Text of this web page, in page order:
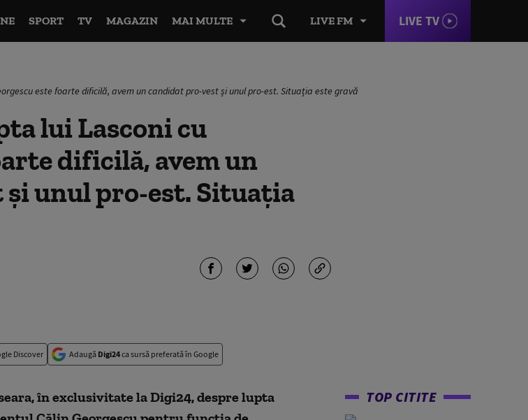
LIVE FM LIVE TV
SPORT TV MAGAZIN MAI MULTE
este foarte dificilă, avem un candidat pro-vest și unul pro-est. Situația este gravă
lui Lasconi cu
dificilă, avem un
unul pro-est. Situația
Discover Adaugă Digi24ca sursă preferată în Google
în exclusivitate la Digi24, despre lupta
TOP CITITE